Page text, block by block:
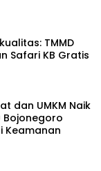
TMMD
Safari KB Gratis
dan UMKM Naik
Bojonegoro
Keamanan